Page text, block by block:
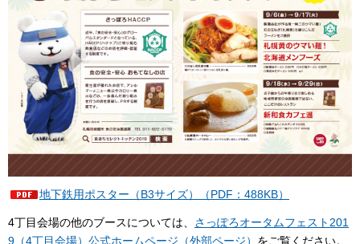
地下鉄用ポスター（B3サイズ）（PDF：488KB）
4丁目会場の他のブースについては、 さっぽろオータムフェスト201
9（4丁目会場）公式ホームページ（外部ページ） をご覧ください。